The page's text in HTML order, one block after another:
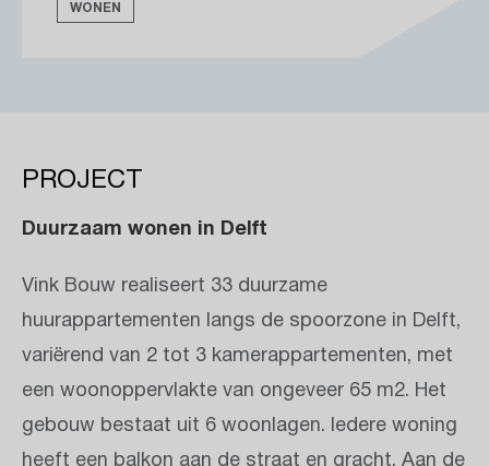
WONEN
PROJECT
Duurzaam wonen in Delft
Vink Bouw realiseert 33 duurzame
huurappartementen langs de spoorzone in Delft,
variërend van 2 tot 3 kamerappartementen, met
een woonoppervlakte van ongeveer 65 m2. Het
gebouw bestaat uit 6 woonlagen. Iedere woning